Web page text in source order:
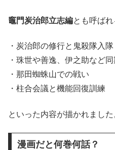
竈門炭治郎立志編とも呼ばれ
・炭治郎の修行と鬼殺隊入隊
・珠世や善逸、伊之助など
・那田蜘蛛山での戦い
・柱合会議と機能回復訓練
といった内容が描かれました
漫画だと何巻何話？